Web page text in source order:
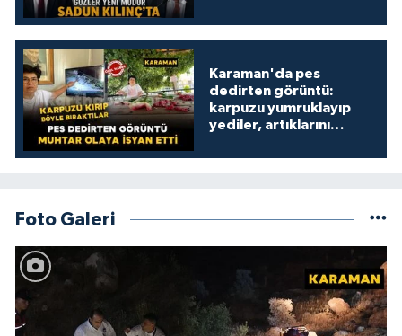
Karaman'da pes
dedirten görüntü:
karpuzu yumruklayıp
yediler, artıklarını
Foto Galeri